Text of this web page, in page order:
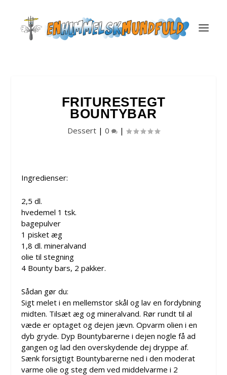
FRITURESTEGT
BOUNTYBAR
Dessert | 0 |
Ingredienser:
2,5 dl.
hvedemel 1 tsk.
bagepulver
1 pisket æg
1,8 dl. mineralvand
olie til stegning
4 Bounty bars, 2 pakker.
Sådan gør du:
Sigt melet i en mellemstor skål og lav en fordybning
midten. Tilsæt æg og mineralvand. Rør rundt til al
væde er optaget og dejen jævn. Opvarm olien i en
dyb gryde. Dyp Bountybarerne i dejen nogle få ad
gangen og lad den overskydende dej dryppe af.
Sænk forsigtigt Bountybarerne ned i den moderat
varme olie og steg dem ved middelvarme i 2